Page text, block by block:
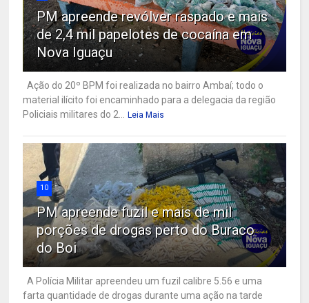
PM apreende revólver raspado e mais
de 2,4 mil papelotes de cocaína em
Nova Iguaçu
Ação do 20º BPM foi realizada no bairro Ambaí; todo o
material ilícito foi encaminhado para a delegacia da região
Policiais militares do 2...
Leia Mais
10
PM apreende fuzil e mais de mil
porções de drogas perto do Buraco
do Boi
A Polícia Militar apreendeu um fuzil calibre 5.56 e uma
farta quantidade de drogas durante uma ação na tarde